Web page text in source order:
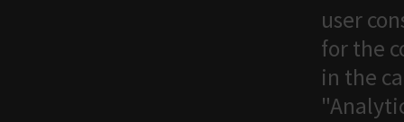
user
for the
in the